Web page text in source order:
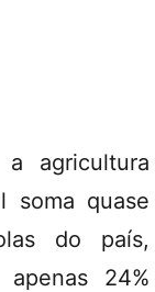
agricultura
soma quase
do país,
apenas 24%